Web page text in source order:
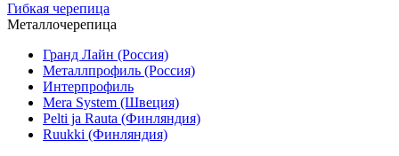
Гибкая черепица
Металлочерепица
Гранд Лайн (Россия)
Металлпрофиль (Россия)
Интерпрофиль
Mera System (Швеция)
Pelti ja Rauta (Финляндия)
Ruukki (Финляндия)